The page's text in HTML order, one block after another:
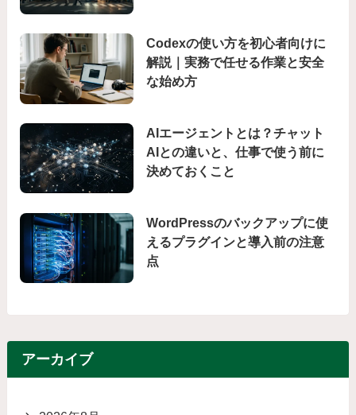
Codexの使い方を初心者向けに
解説｜実務で任せる作業と安全
な始め方
AIエージェントとは？チャット
AIとの違いと、仕事で使う前に
決めておくこと
WordPressのバックアップに使
えるプラグインと導入前の注意
点
アーカイブ